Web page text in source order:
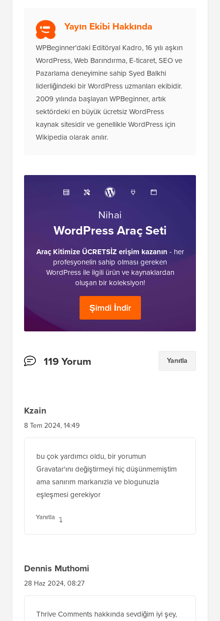
Yayın Ekibi Hakkında
WPBeginner'daki Editöryal Kadro, 16 yılı aşkın
WordPress, Web Barındırma, E-ticaret, SEO ve
Pazarlama deneyimine sahip Syed Balkhi
liderliğindeki bir WordPress uzmanları ekibidir.
2009 yılında başlayan WPBeginner, artık
sektördeki en büyük ücretsiz WordPress
kaynak sitesidir ve genellikle WordPress için
Wikipedia olarak anılır.
Nihai
WordPress Araç Seti
Araç Kitimize ÜCRETSİZ erişim kazanın - her
profesyonelin sahip olması gereken
WordPress ile ilgili ürün ve kaynaklardan
oluşan bir koleksiyon!
Şimdi İndir
Okuyucu119 Yorum Yanıtla
Kzain
8 Tem 2024, 14:49
bu çok yardımcı oldu, bir yorumun
Gravatar'ını değiştirmeyi hiç düşünmemiştim
ama sanırım markanızla ve blogunuzla
eşleşmesi gerekiyor
Yanıtla
Dennis Muthomi
28 Haz 2024, 08:27
Thrive Comments hakkında sevdiğim iyi şey,